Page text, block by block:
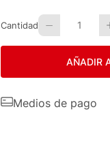
Cantidad 1
AÑADIR
Medios de pago